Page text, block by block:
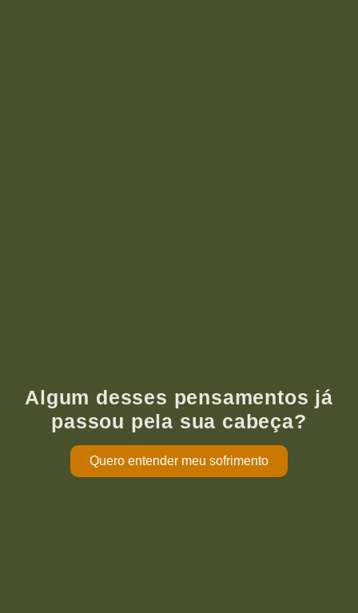
Algum desses pensamentos já
passou pela sua cabeça?
Quero entender meu sofrimento